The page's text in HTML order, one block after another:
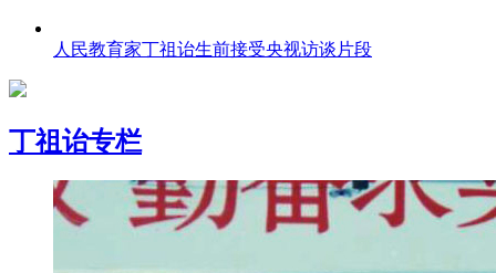
人民教育家丁祖诒生前接受央视访谈片段
丁祖诒专栏